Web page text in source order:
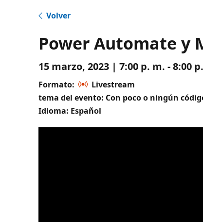
Volver
Power Automate y
15 marzo, 2023 | 7:00 p. m. - 8:00
Formato:
Livestream
tema del evento: Con poco o ningún
Idioma: Español